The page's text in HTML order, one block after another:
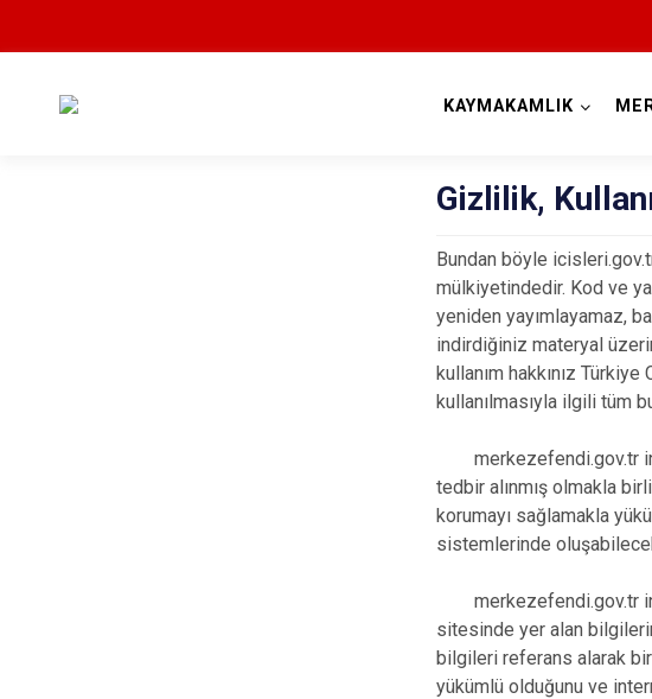
KAYMAKAMLIK
Gizlilik,
Bundan böyle
mülkiyetindedir. Kod ve
yeniden yayımlayamaz,
indirdiğiniz materyal
kullanım hakkınız
kullanılmasıyla ilgili tüm
merkezefendi.gov.tr
tedbir alınmış olmakla
korumayı sağlamakla
sistemlerinde
merkezefendi.gov.tr
sitesinde yer alan
bilgileri referans alarak
yükümlü olduğunu ve